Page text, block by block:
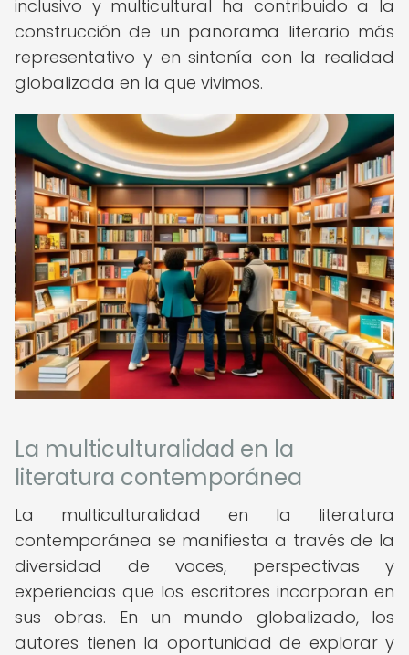
inclusivo y multicultural ha contribuido a la
construcción de un panorama literario más
representativo y en sintonía con la realidad
globalizada en la que vivimos.
La multiculturalidad en la
literatura contemporánea
La multiculturalidad en la literatura
contemporánea se manifiesta a través de la
diversidad de voces, perspectivas y
experiencias que los escritores incorporan en
sus obras. En un mundo globalizado, los
autores tienen la oportunidad de explorar y